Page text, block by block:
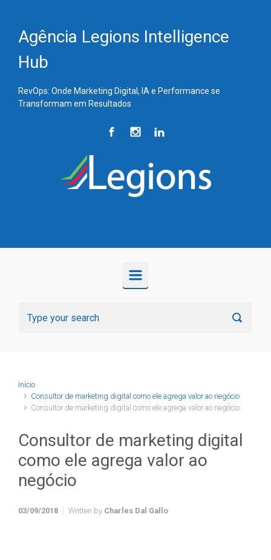
Agência Legions Intelligence
Hub
RevOps: Onde Marketing Digital, IA e Performance se
Transformam em Resultados
Início
Consultor de marketing digital como ele agrega valor ao negócio
Consultor de marketing digital como ele agrega valor ao negócio
Consultor de marketing digital
como ele agrega valor ao
negócio
03/09/2018 Written by Charles Dal Gallo